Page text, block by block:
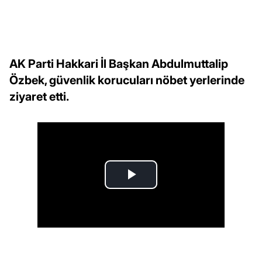
AK Parti Hakkari İl Başkan Abdulmuttalip
Özbek, güvenlik korucuları nöbet yerlerinde
ziyaret etti.